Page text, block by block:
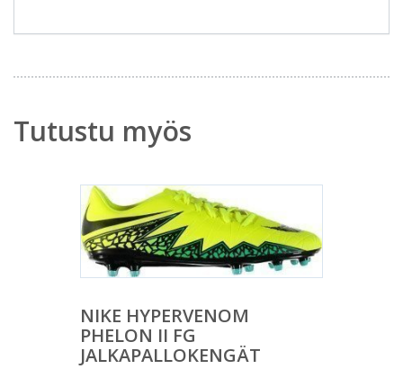
Tutustu myös
NIKE HYPERVENOM
PHELON II FG
JALKAPALLOKENGÄT